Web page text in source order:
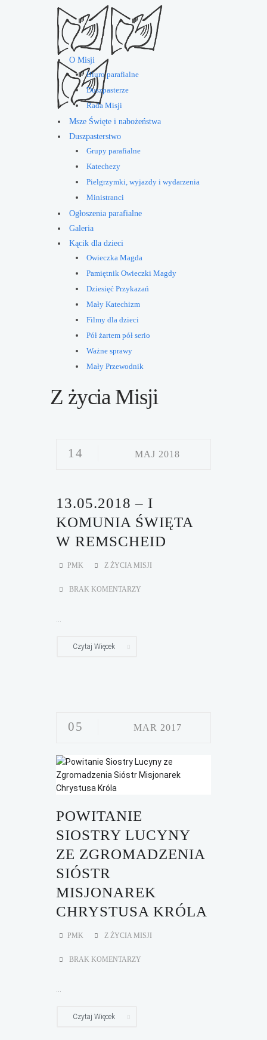
O Misji
Biuro parafialne
Duszpasterze
Rada Misji
Msze Święte i nabożeństwa
Duszpasterstwo
Grupy parafialne
Katechezy
Pielgrzymki, wyjazdy i wydarzenia
Ministranci
Ogłoszenia parafialne
Galeria
Kącik dla dzieci
Owieczka Magda
Pamiętnik Owieczki Magdy
Dziesięć Przykazań
Mały Katechizm
Filmy dla dzieci
Pół żartem pół serio
Ważne sprawy
Mały Przewodnik
Z życia Misji
14 MAJ 2018
13.05.2018 – I
KOMUNIA ŚWIĘTA
W REMSCHEID
PMK Z ŻYCIA MISJI
BRAK KOMENTARZY
...
Czytaj Więcek
05 MAR 2017
POWITANIE
SIOSTRY LUCYNY
ZE ZGROMADZENIA
SIÓSTR
MISJONAREK
CHRYSTUSA KRÓLA
PMK Z ŻYCIA MISJI
BRAK KOMENTARZY
...
Czytaj Więcek